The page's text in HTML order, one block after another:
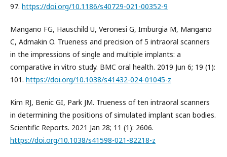
97. https://doi.org/10.1186/s40729-021-00352-9
Mangano FG, Hauschild U, Veronesi G, Imburgia M, Mangano
C, Admakin O. Trueness and precision of 5 intraoral scanners
in the impressions of single and multiple implants: a
comparative in vitro study. BMC oral health. 2019 Jun 6; 19 (1):
101. https://doi.org/10.1038/s41432-024-01045-z
Kim RJ, Benic GI, Park JM. Trueness of ten intraoral scanners
in determining the positions of simulated implant scan bodies.
Scientific Reports. 2021 Jan 28; 11 (1): 2606.
https://doi.org/10.1038/s41598-021-82218-z